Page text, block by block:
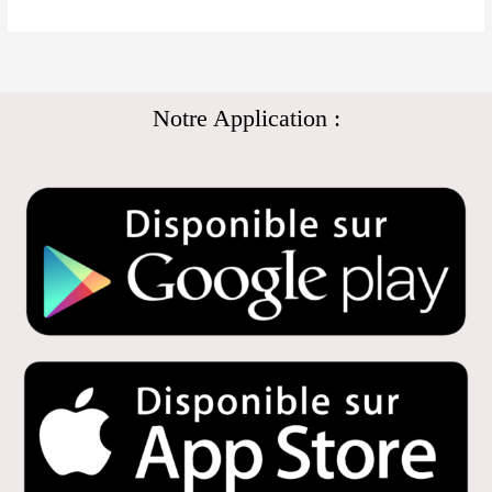
Notre Application :